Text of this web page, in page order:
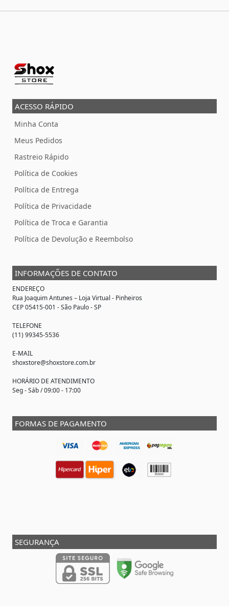
ACESSO RÁPIDO
Minha Conta
Meus Pedidos
Rastreio Rápido
Política de Cookies
Política de Entrega
Política de Privacidade
Política de Troca e Garantia
Política de Devolução e Reembolso
INFORMAÇÕES DE CONTATO
ENDEREÇO
Rua Joaquim Antunes – Loja Virtual - Pinheiros
CEP 05415-001 - São Paulo - SP
TELEFONE
(11) 99345-5536
E-MAIL
shoxstore@shoxstore.com.br
HORÁRIO DE ATENDIMENTO
Seg - Sáb / 09:00 - 17:00
FORMAS DE PAGAMENTO
SEGURANÇA